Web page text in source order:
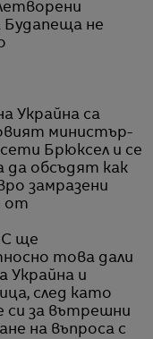
Будапеща не
Украйна са
министър-
Брюксел и се
да обсъдят как
замразени
от
ще
това дали
Украйна и
след като
си за вътрешни
на въпроса с